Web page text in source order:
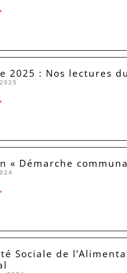
2025 : Nos lectures
« Démarche
Sociale de